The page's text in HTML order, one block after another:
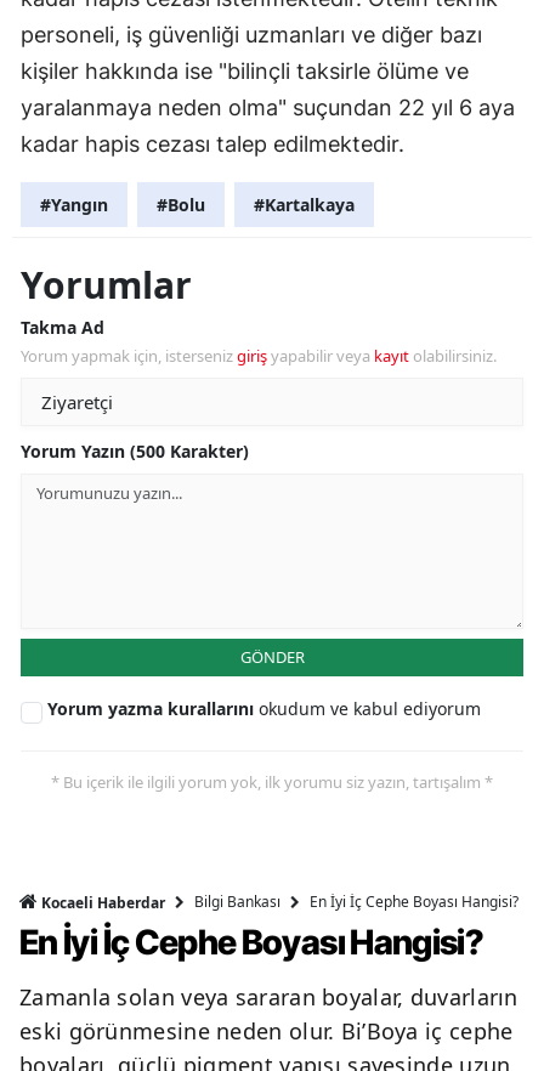
personeli, iş güvenliği uzmanları ve diğer bazı
kişiler hakkında ise "bilinçli taksirle ölüme ve
yaralanmaya neden olma" suçundan 22 yıl 6 aya
kadar hapis cezası talep edilmektedir.
#Yangın #Bolu #Kartalkaya
Yorumlar
Takma Ad
Yorum yapmak için, istersenizgirişyapabilir veya kayıt olabilirsiniz.
Yorum Yazın (500 Karakter)
GÖNDER
Yorum yazma kurallarını okudum ve kabul ediyorum
* Bu içerik ile ilgili yorum yok, ilk yorumu siz yazın, tartışalım *
Kocaeli Haberdar Bilgi Bankası En İyi İç Cephe Boyası Hangisi?
En İyi İç Cephe Boyası Hangisi?
Zamanla solan veya sararan boyalar, duvarların
eski görünmesine neden olur. Bi’Boya iç cephe
boyaları, güçlü pigment yapısı sayesinde uzun